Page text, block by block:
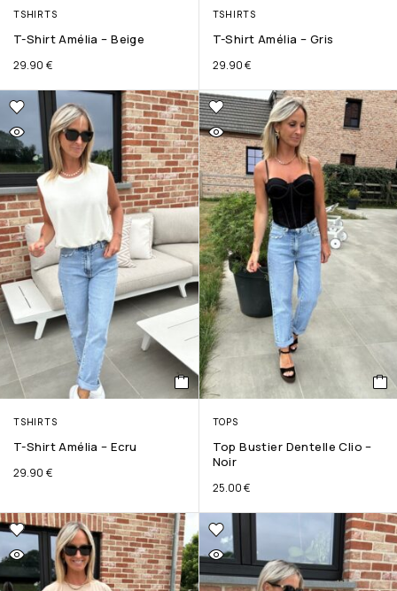
TSHIRTS
T-Shirt Amélia – Beige
29.90 €
TSHIRTS
T-Shirt Amélia – Gris
29.90€
TSHIRTS
T-Shirt Amélia – Ecru
29.90 €
TOPS
Top Bustier Dentelle Clio –
Noir
25.00€